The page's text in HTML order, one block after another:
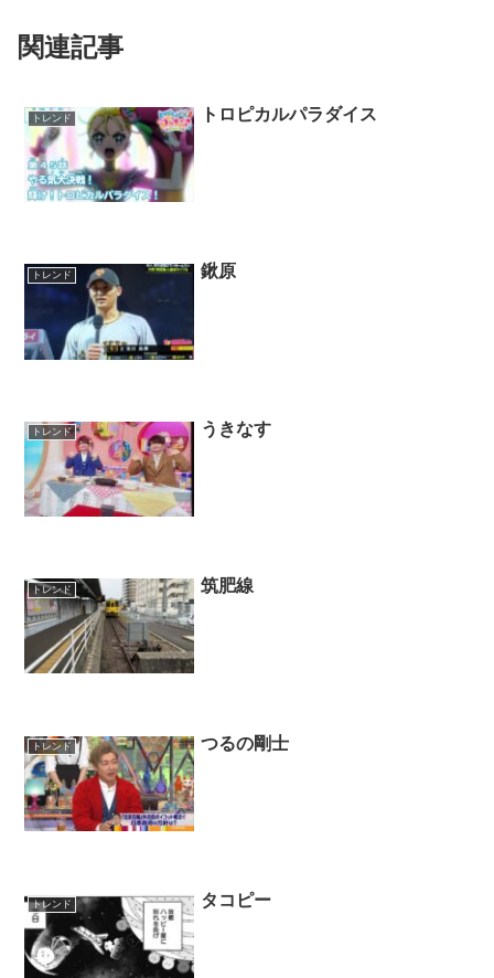
関連記事
トレンド トロピカルパラダイス
トレンド 鍬原
トレンド うきなす
トレンド 筑肥線
トレンド つるの剛士
トレンド タコピー